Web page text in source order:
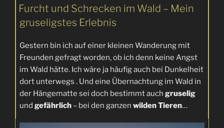
AM
Furcht und Schrecken im Wald – Mein
gruseligstes Erlebnis
Gestern bin ich auf einer kleinen Wanderung mit
Freunden gefragt worden, ob ich denn keine Angst
im Wald hätte. Ich wäre ja häufig auch bei Dunkelheit
dort unterwegs . Und eine Übernachtung im Wald in
der Hängematte sei doch bestimmt auch gruselig
und gefährlich – bei den ganzen wilden Tieren…